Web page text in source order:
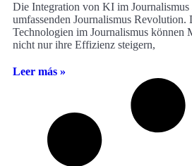
Die Integration von KI im Journalismus
umfassenden Journalismus
Technologien im Journalismus können
nicht nur ihre Effizienz steigern,
Leer más »